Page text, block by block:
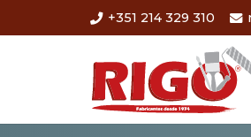
+351 214 329 310